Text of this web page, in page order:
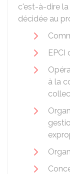
c'est-à-dire
décidée au
à la